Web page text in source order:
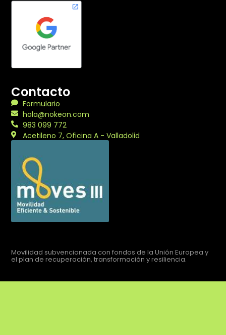
Contacto
Formulario
hola@nokeon.com
983 099 772
Acetileno 7, Oficina A - Valladolid
Movilidad subvencionada con fondos de la Unión Europea y
el plan de recuperación, transformación y resiliencia.